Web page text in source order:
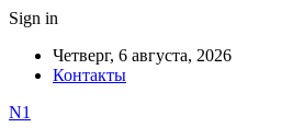
Sign in
Четверг, 6 августа, 2026
Контакты
N1